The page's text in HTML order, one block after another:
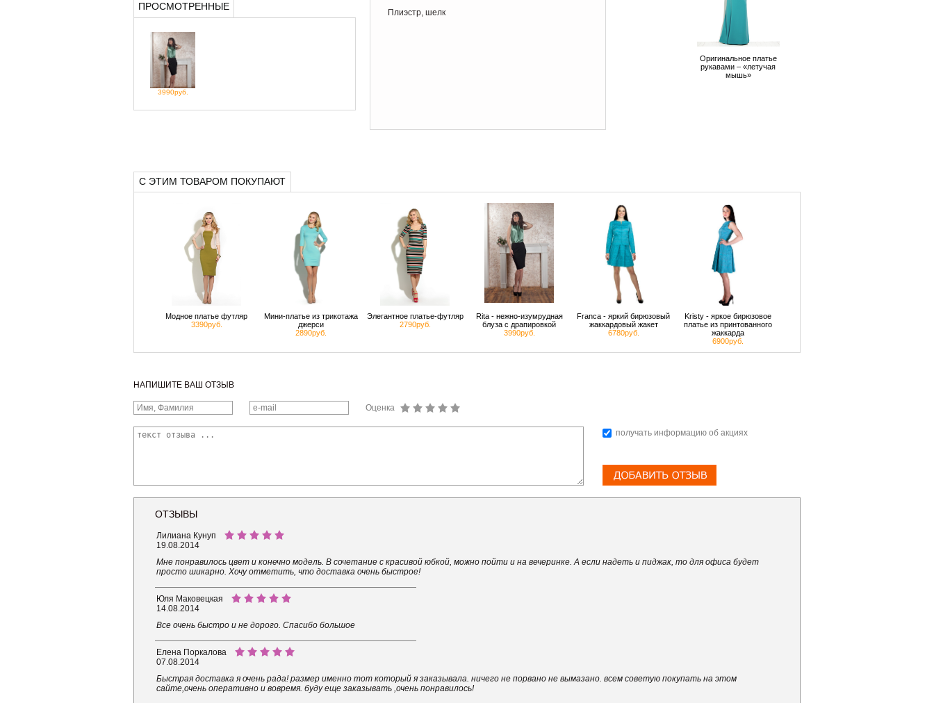
ПРОСМОТРЕННЫЕ
3990руб.
Оригинальное платье
рукавами – «летучая
мышь»
Плиэстр, шелк
С ЭТИМ ТОВАРОМ ПОКУПАЮТ
Модное платье футляр
3390руб.
Мини-платье из трикотажа
джерси
2890руб.
Элегантное платье-футляр
2790руб.
Rita - нежно-изумрудная
блуза с драпировкой
3990руб.
Franca - яркий бирюзовый
жаккардовый жакет
6780руб.
Kristy - яркое бирюзовое
платье из принтованного
жаккарда
6900руб.
НАПИШИТЕ ВАШ ОТЗЫВ
Оценка
получать информацию об акциях
ОТЗЫВЫ
Лилиана Кунуп
19.08.2014
Мне понравилось цвет и конечно модель. В сочетание с красивой юбкой, можно пойти и на вечеринке. А если надеть и пиджак, то для офиса будет
просто шикарно. Хочу отметить, что доставка очень быстрое!
Юля Маковецкая
14.08.2014
Все очень быстро и не дорого. Спасибо большое
Елена Поркалова
07.08.2014
Быстрая доставка я очень рада! размер именно тот который я заказывала. ничего не порвано не вымазано. всем советую покупать на этом
сайте,очень оперативно и вовремя. буду еще заказывать ,очень понравилось!